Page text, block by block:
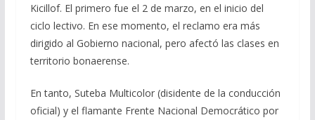
Kicillof. El primero fue el 2 de marzo, en el inicio del
ciclo lectivo. En ese momento, el reclamo era más
dirigido al Gobierno nacional, pero afectó las clases en
territorio bonaerense.
En tanto, Suteba Multicolor (disidente de la conducción
oficial) y el flamante Frente Nacional Democrático por